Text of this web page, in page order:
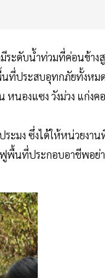
ระดับน้ำท่วมที่ค่อนข้าง
นที่ประสบอุทกภัยทั้งหม
หนองแซง วังม่วง แก่งค
ะมง ซึ่งได้ให้หน่วยงาน
ฟูพื้นที่ประกอบอาชีพอย่